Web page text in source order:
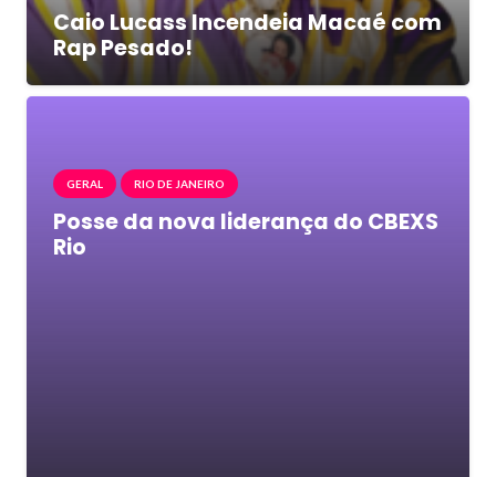
Caio Lucass Incendeia Macaé com
Rap Pesado!
GERAL RIO DE JANEIRO
Posse da nova liderança do CBEXS
Rio